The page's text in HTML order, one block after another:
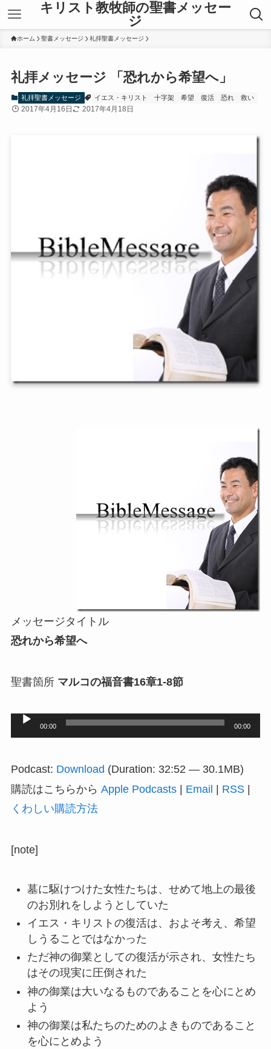
キリスト教牧師の聖書メッセー
ジ
ホーム 聖書メッセージ 礼拝聖書メッセージ
礼拝メッセージ 「恐れから希望へ」
礼拝聖書メッセージ イエス・キリスト 十字架 希望 復活 恐れ 救い
2017年4月16日 2017年4月18日
メッセージタイトル
恐れから希望へ
聖書箇所 マルコの福音書16章1-8節
レ
ー
00:00 00:00
Podcast: Download (Duration: 32:52 — 30.1MB)
購読はこちらから Apple Podcasts| Email | RSS|
くわしい購読方法
[note]
墓に駆けつけた女性たちは、せめて地上の最後
のお別れをしようとしていた
イエス・キリストの復活は、およそ考え、希望
しうることではなかった
ただ神の御業としての復活が示され、女性たち
はその現実に圧倒された
神の御業は大いなるものであることを心にとめ
よう
神の御業は私たちのためのよきものであること
を心にとめよう